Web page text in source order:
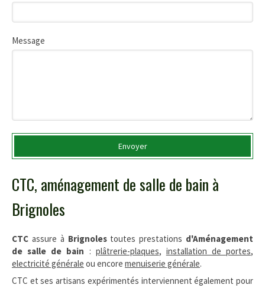
Message
Envoyer
CTC, aménagement de salle de bain à
Brignoles
CTC assure à Brignolestoutes prestations d'Aménagement
de salle de bain : plâtrerie-plaques, installation de portes,
electricité générale ou encore menuiserie générale.
CTC et ses artisans expérimentés interviennent également pour